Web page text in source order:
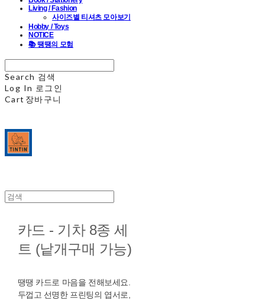
Living / Fashion
사이즈별 티셔츠 모아보기
Hobby / Toys
NOTICE
📚 땡땡의 모험
Search 검색
Log In 로그인
Cart 장바구니
카드 - 기차 8종 세
트 (낱개구매 가능)
땡땡 카드로 마음을 전해보세요.
두껍고 선명한 프린팅의 엽서로,